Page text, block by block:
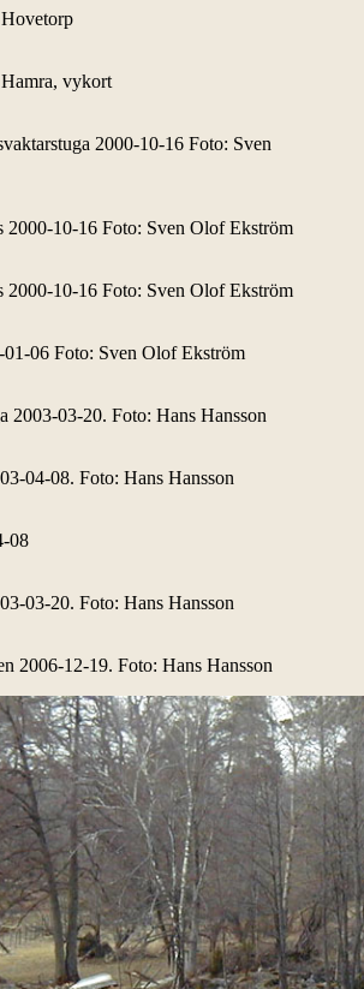
vykort
2000-10-16 Foto: Sven
2000-10-16 Foto: Sven Olof Ekström
2000-10-16 Foto: Sven Olof Ekström
06 Foto: Sven Olof Ekström
2003-03-20. Foto: Hans Hansson
04-08. Foto: Hans Hansson
08
03-20. Foto: Hans Hansson
2006-12-19. Foto: Hans Hansson